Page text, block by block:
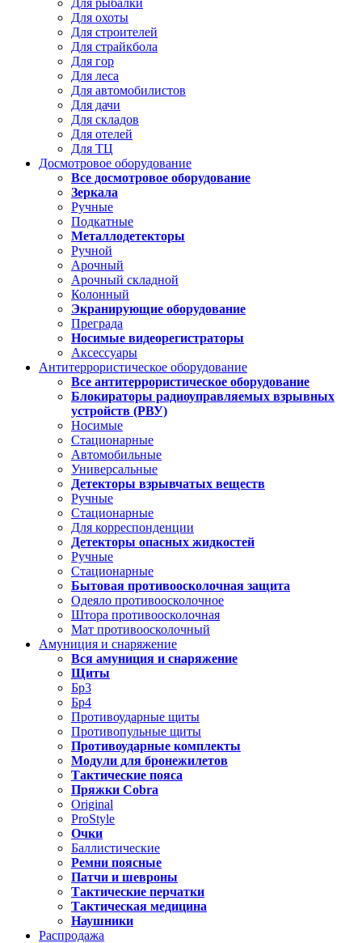
Для рыбалки
Для охоты
Для строителей
Для страйкбола
Для гор
Для леса
Для автомобилистов
Для дачи
Для складов
Для отелей
Для ТЦ
Досмотровое оборудование
Все досмотровое оборудование
Зеркала
Ручные
Подкатные
Металлодетекторы
Ручной
Арочный
Арочный складной
Колонный
Экранирующие оборудование
Преграда
Носимые видеорегистраторы
Аксессуары
Антитеррористическое оборудование
Все антитеррористическое оборудование
Блокираторы радиоуправляемых взрывных
устройств (РВУ)
Носимые
Стационарные
Автомобильные
Универсальные
Детекторы взрывчатых веществ
Ручные
Стационарные
Для корреспонденции
Детекторы опасных жидкостей
Ручные
Стационарные
Бытовая противоосколочная защита
Одеяло противоосколочное
Штора противоосколочная
Мат противоосколочный
Амуниция и снаряжение
Вся амуниция и снаряжение
Щиты
Бр3
Бр4
Противоударные щиты
Противопульные щиты
Противоударные комплекты
Модули для бронежилетов
Тактические пояса
Пряжки Cobra
Original
ProStyle
Очки
Баллистические
Ремни поясные
Патчи и шевроны
Тактические перчатки
Тактическая медицина
Наушники
Распродажа